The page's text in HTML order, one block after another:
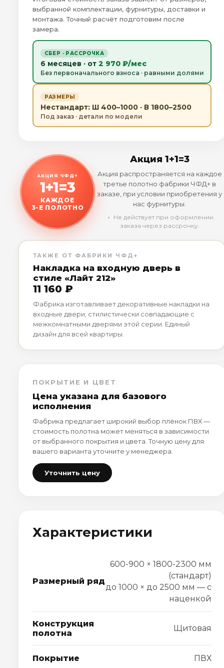
выбранной комплектации, фурнитуры, доставки и
монтажа. Точный расчёт подготовим после
замера.
СБЕР · РАССРОЧКА
6 месяцев · от 2 970 ₽/мес
Без первоначального взноса · равными долями
РАЗМЕРЫ
Нестандарт: Ш 400–1000 · В 1800–2500
Под заказ · детали по модели
АКЦИЯ ЧФД+
1+1=3
КАЖДОЕ
3-Е ПОЛОТНО
Акция 1+1=3
Акция распространяется на каждое
третье полотно фабрики ЧФД+ в
заказе, при условии приобретения у
нас фурнитуры.
﹡ Не действует при оформлении
заказа через рассрочку.
ТАКЖЕ ОТ ФАБРИКИ ЧФД+
Накладка на входную дверь в
стиле «Лайт 212»
11 160 ₽
Фабрика изготавливает декоративные накладки на
входные двери, стилистически совпадающие с
межкомнатными дверями этой серии. Единый
дизайн для всей квартиры.
ПОКРЫТИЕ И ЦВЕТ
Цена указана для базового
исполнения
Фабрика предлагает широкий выбор плёнок ПВХ —
стоимость полотна может меняться в зависимости
от выбранного покрытия и цвета. Точную цену для
вашего варианта уточните у менеджера.
Уточнить цену
Характеристики
Размерный ряд
600-900 × 1800-2300 мм
(стандарт)
до 1000 × до 2500 мм — с
наценкой
Конструкция
полотна
Щитовая
Покрытие ПВХ